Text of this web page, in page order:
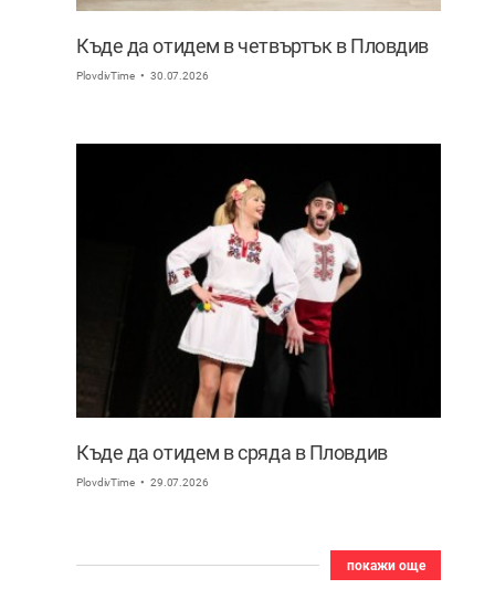
Къде да отидем в четвъртък в Пловдив
PlovdivTime 30.07.2026
Къде да отидем в сряда в Пловдив
PlovdivTime 29.07.2026
покажи още